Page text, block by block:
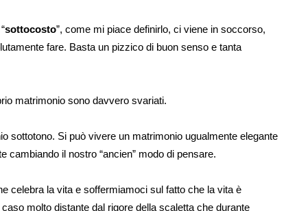
sottocosto”, come mi piace definirlo, ci viene in soccorso,
fare. Basta un pizzico di buon senso e tanta
matrimonio sono davvero svariati.
sottotono. Si può vivere un matrimonio ugualmente elegante
cambiando il nostro “ancien” modo di pensare.
celebra la vita e soffermiamoci sul fatto che la vita è
molto distante dal rigore della scaletta che durante